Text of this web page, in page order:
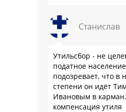
Станислав
Утильсбор - не
податное
подозревает, что в
степени он идёт
Ивановым в
компенсация утиля